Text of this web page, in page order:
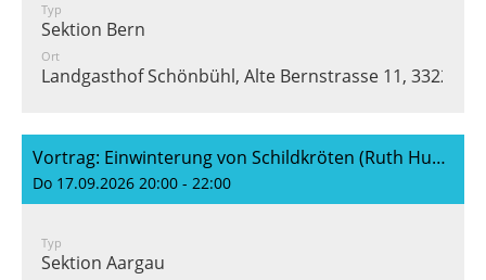
Typ
Sektion Bern
Ort
Landgasthof Schönbühl, Alte Bernstrasse 11, 3322
Vortrag: Einwinterung von Schildkröten (Ruth Huber)
Do 17.09.2026 20:00 - 22:00
Typ
Sektion Aargau